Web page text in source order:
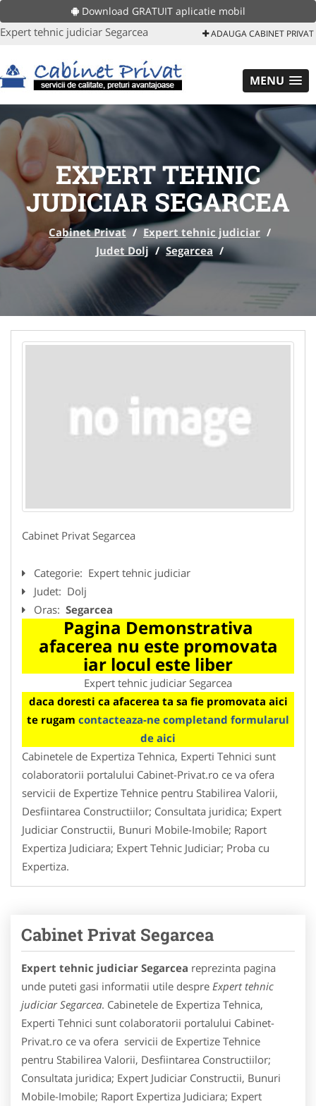
Download GRATUIT aplicatie mobil
Expert tehnic judiciar Segarcea ADAUGA CABINET PRIVAT
MENU
EXPERT TEHNIC
JUDICIAR SEGARCEA
Cabinet Privat / Expert tehnic judiciar /
Judet Dolj / Segarcea /
Cabinet Privat Segarcea
Categorie: Expert tehnic judiciar
Judet: Dolj
Oras: Segarcea
Pagina Demonstrativa
afacerea nu este promovata
iar locul este liber
Expert tehnic judiciar Segarcea
daca doresti ca afacerea ta sa fie promovata aici
te rugam contacteaza-ne completand formularul
de aici
Cabinetele de Expertiza Tehnica, Experti Tehnici sunt
colaboratorii portalului Cabinet-Privat.ro ce va ofera
servicii de Expertize Tehnice pentru Stabilirea Valorii,
Desfiintarea Constructiilor; Consultata juridica; Expert
Judiciar Constructii, Bunuri Mobile-Imobile; Raport
Expertiza Judiciara; Expert Tehnic Judiciar; Proba cu
Expertiza.
Cabinet Privat Segarcea
Expert tehnic judiciar Segarcea reprezinta pagina
unde puteti gasi informatii utile despre Expert tehnic
judiciar Segarcea. Cabinetele de Expertiza Tehnica,
Experti Tehnici sunt colaboratorii portalului Cabinet-
Privat.ro ce va ofera servicii de Expertize Tehnice
pentru Stabilirea Valorii, Desfiintarea Constructiilor;
Consultata juridica; Expert Judiciar Constructii, Bunuri
Mobile-Imobile; Raport Expertiza Judiciara; Expert